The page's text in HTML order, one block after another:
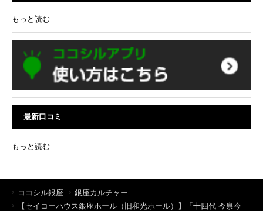
もっと読む
最新口コミ
もっと読む
ココシル銀座
銀座カルチャー
【セイコーハウス銀座ホール（旧和光ホール）】「十四代 今泉今